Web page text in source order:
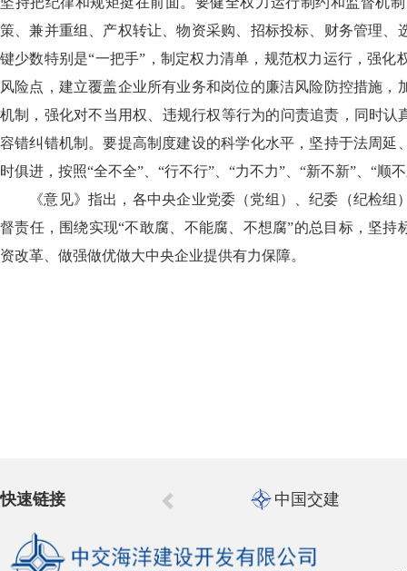
策、兼并重组、产权转让、物资采购、招标投标、财务管理
键少数特别是“一把手”，制定权力清单，规范权力运行，强
风险点，建立覆盖企业所有业务和岗位的廉洁风险防控措施
机制，强化对不当用权、违规行权等行为的问责追责，同时
容错纠错机制。要提高制度建设的科学化水平，坚持于法周
时俱进，按照“全不全”、“行不行”、“力不力”、“新不新”、“顺
《意见》指出，各中央企业党委（党组）、纪委（纪检
督责任，围绕实现“不敢腐、不能腐、不想腐”的总目标，坚
资改革、做强做优做大中央企业提供有力保障。
快速链接 中国交建